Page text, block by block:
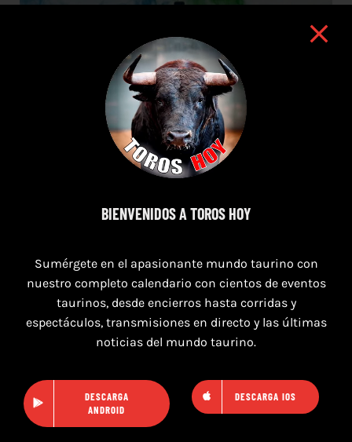
TOROS XILXES 11 AGOSTO 2026
BIENVENIDOS A TOROS HOY
Sumérgete en el apasionante mundo taurino con
nuestro completo calendario con cientos de eventos
taurinos, desde encierros hasta corridas y
espectáculos, transmisiones en directo y las últimas
noticias del mundo taurino.
DESCARGA
ANDROID
DESCARGA IOS